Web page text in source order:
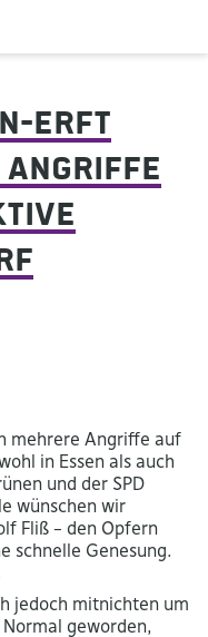
Erft
Angriffe
mehrere Angriffe auf
in Essen als auch
und der SPD
wünschen wir
Fliß – den Opfern
schnelle Genesung.
jedoch mitnichten um
geworden,